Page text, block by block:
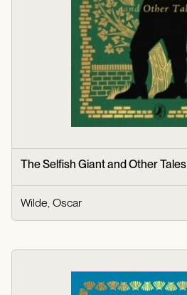
The Selfish Giant and Other Tales
Wilde, Oscar